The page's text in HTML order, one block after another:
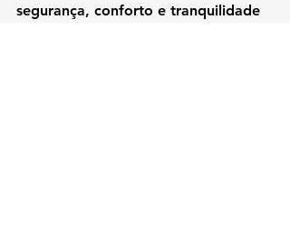
segurança, conforto e tranquilidade